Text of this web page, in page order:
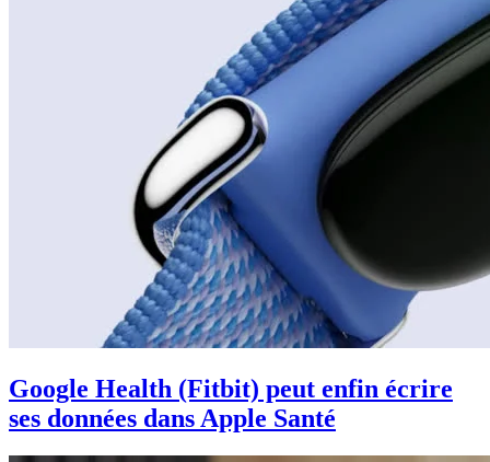
Google Health (Fitbit) peut enfin écrire
ses données dans Apple Santé